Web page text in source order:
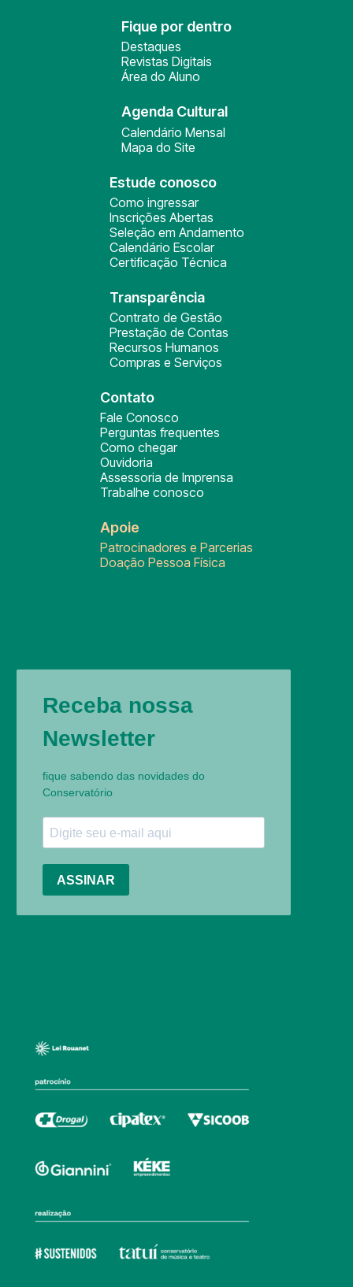
Fique por dentro
Destaques
Revistas Digitais
Área do Aluno
Agenda Cultural
Calendário Mensal
Mapa do Site
Estude conosco
Como ingressar
Inscrições Abertas
Seleção em Andamento
Calendário Escolar
Certificação Técnica
Transparência
Contrato de Gestão
Prestação de Contas
Recursos Humanos
Compras e Serviços
Contato
Fale Conosco
Perguntas frequentes
Como chegar
Ouvidoria
Assessoria de Imprensa
Trabalhe conosco
Apoie
Patrocinadores e Parcerias
Doação Pessoa Física